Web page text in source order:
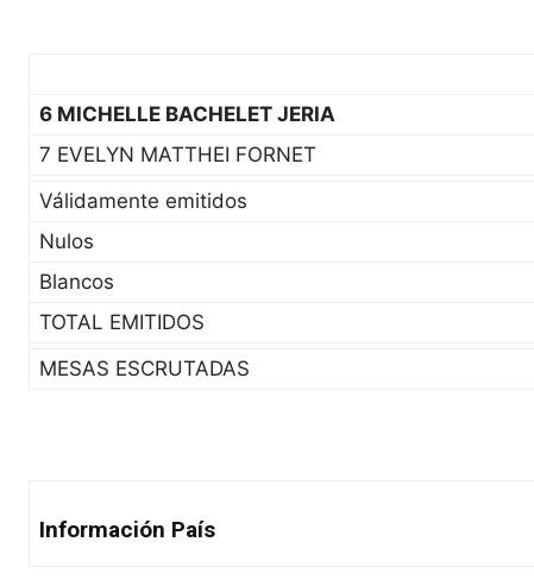
6 MICHELLE BACHELET JERIA
7 EVELYN MATTHEI FORNET
Válidamente emitidos
Nulos
Blancos
TOTAL EMITIDOS
MESAS ESCRUTADAS
Información País